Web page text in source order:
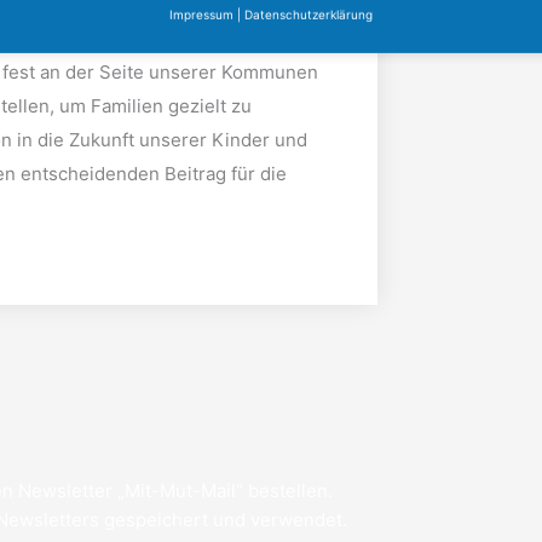
an der Seite unserer Kommunen
um Familien gezielt zu
in die Zukunft unserer Kinder und
entscheidenden Beitrag für die
Impressum Datenschutzerklärung